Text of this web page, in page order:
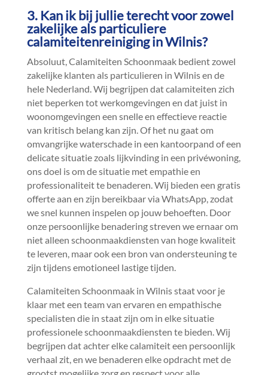
3.​ Kan ik bij jullie terecht voor zowel
zakelijke als particuliere
calamiteitenreiniging in Wilnis?
Absoluut, Calamiteiten Schoonmaak bedient zowel
zakelijke klanten als particulieren in Wilnis en de
hele Nederland.​ Wij begrijpen dat calamiteiten zich
niet beperken tot werkomgevingen en dat juist in
woonomgevingen een snelle en effectieve reactie
van kritisch belang kan zijn.​ Of het nu gaat om
omvangrijke waterschade in een kantoorpand of een
delicate situatie zoals lijkvinding in een privéwoning,
ons doel is om de situatie met empathie en
professionaliteit te benaderen.​ Wij bieden een gratis
offerte aan en zijn bereikbaar via WhatsApp, zodat
we snel kunnen inspelen op jouw behoeften.​ Door
onze persoonlijke benadering streven we ernaar om
niet alleen schoonmaakdiensten van hoge kwaliteit
te leveren, maar ook een bron van ondersteuning te
zijn tijdens emotioneel lastige tijden.​
Calamiteiten Schoonmaak in Wilnis staat voor je
klaar met een team van ervaren en empathische
specialisten die in staat zijn om in elke situatie
professionele schoonmaakdiensten te bieden.​ Wij
begrijpen dat achter elke calamiteit een persoonlijk
verhaal zit, en we benaderen elke opdracht met de